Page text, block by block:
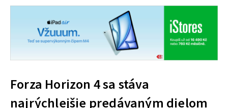
Forza Horizon 4 sa stáva
najrýchlejšie predávaným dielom